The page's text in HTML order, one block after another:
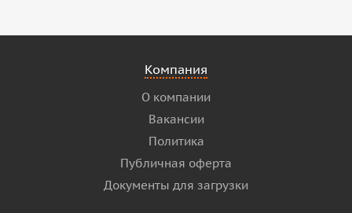
Компания
О компании
Вакансии
Политика
Публичная оферта
Документы для загрузки